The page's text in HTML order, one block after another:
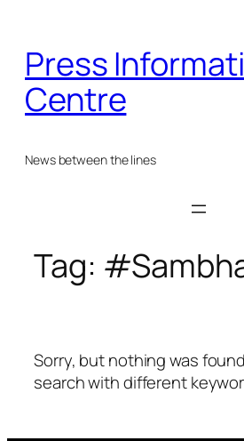
content
Press
Centre
News between the lines
Tag:
Sorry, but nothing was
search with different